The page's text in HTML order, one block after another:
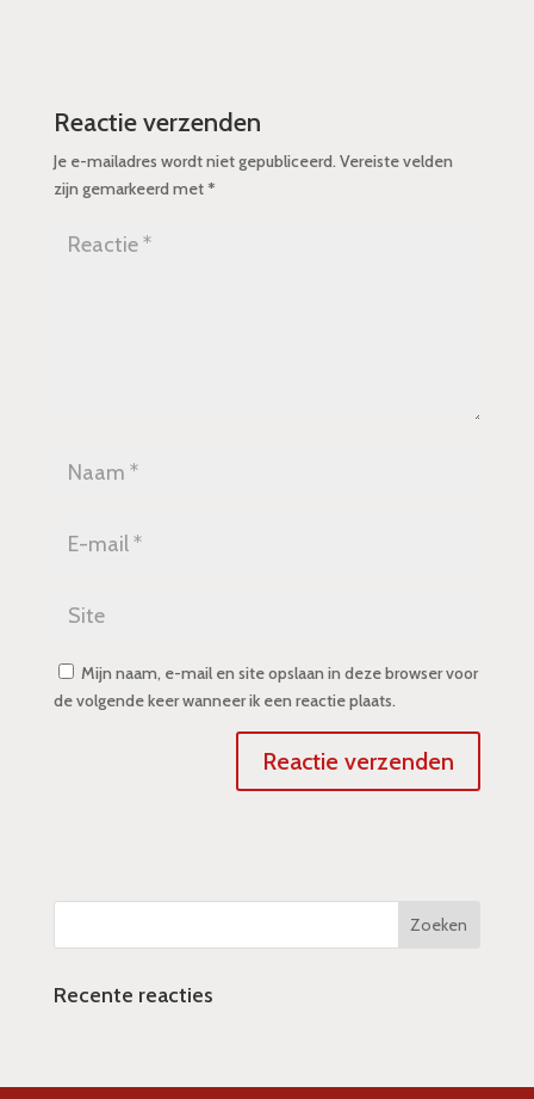
Reactie verzenden
Je e-mailadres wordt niet gepubliceerd. Vereiste velden
zijn gemarkeerd met*
Mijn naam, e-mail en site opslaan in deze browser voor
de volgende keer wanneer ik een reactie plaats.
Recente reacties